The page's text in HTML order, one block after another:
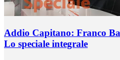
Addio Capitano: Franco
Lo speciale integrale